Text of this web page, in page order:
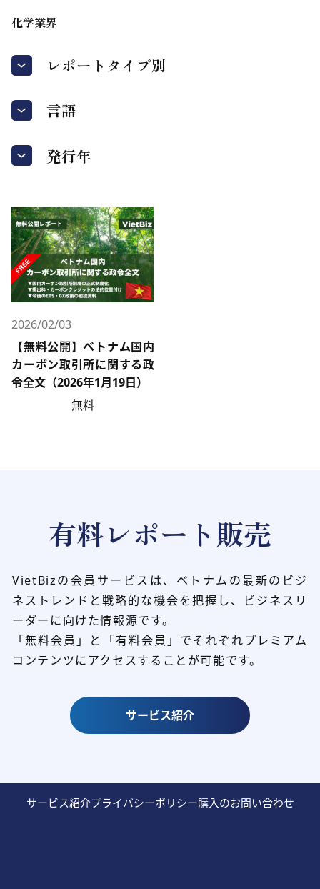
化学業界
レポートタイプ別
言語
発行年
2026/02/03
【無料公開】ベトナム国内
カーボン取引所に関する政
令全文（2026年1月19日）
無料
有料レポート販売
VietBizの会員サービスは、ベトナムの最新のビジ
ネストレンドと戦略的な機会を把握し、ビジネスリ
ーダーに向けた情報源です。
「無料会員」と「有料会員」でそれぞれプレミアム
コンテンツにアクセスすることが可能です。
サービス紹介
サービス紹介プライバシーポリシー購入のお問い合わせ